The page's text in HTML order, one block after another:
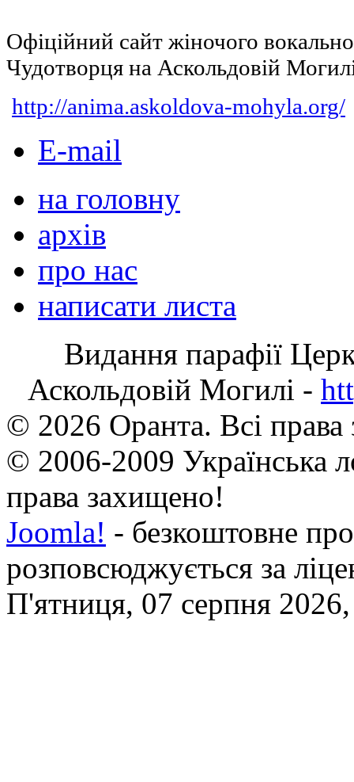
Офіційний сайт жіночого
Чудотворця на Аскольдовій
http://anima.askoldova-mohyla.org/
E-mail
на головну
архів
про нас
написати листа
Видання парафії
Аскольдовій Могилі -
© 2026 Оранта. Всі
© 2006-2009 Українська
права захищено!
Joomla! - безкоштовне
розповсюджується за
П'ятниця, 07 серпня